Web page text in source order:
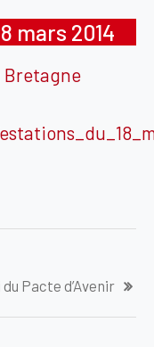
mars 2014
Bretagne
Pacte d’Avenir